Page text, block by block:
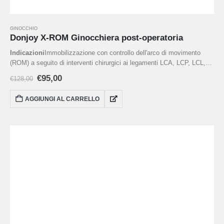
GINOCCHIO
Donjoy X-ROM Ginocchiera post-operatoria
Indicazioni Immobilizzazione con controllo dell'arco di movimento
(ROM) a seguito di interventi chirurgici ai legamenti LCA, LCP, LCL,
severa distorsione al ginocchio, ricostruzione della cartilagine, post-
osteotomia.
massima 68,5 cm.
€128,00 €95,00
AGGIUNGI AL CARRELLO